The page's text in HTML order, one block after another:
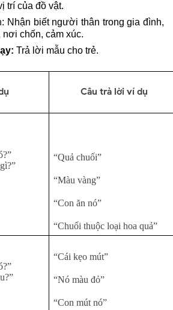
trí của đồ vật.
Nhận biết người thân trong gia đình,
nơi chốn, cảm xúc.
Trả lời mẫu cho trẻ.
Câu trả lời ví dụ
“Quả chuối”
“Màu vàng”
“Con ăn nó”
“Chuối thuộc loại hoa quả”
“Cái kẹo mút”
“Nó màu đỏ”
“Con mút nó”